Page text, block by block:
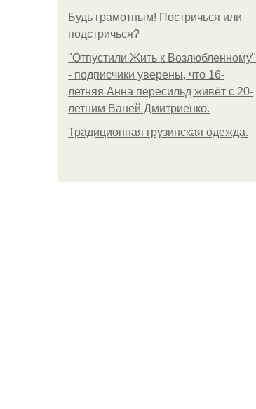
Будь грамотным! Постричься или
подстричься?
"Отпустили Жить к Возлюбленному"
- подписчики уверены, что 16-
летняя Анна пересильд живёт с 20-
летним Ваней Дмитриенко.
Традиционная грузинская одежда.